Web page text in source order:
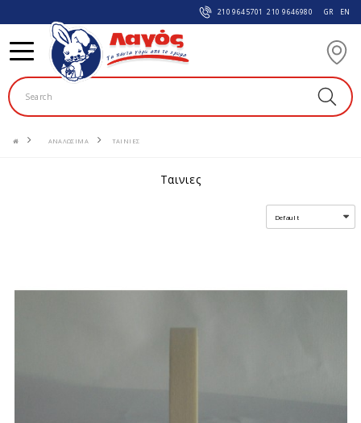
210 9645701 210 9646980 GR EN
ΑΝΑΛΩΣIΜΑ ΤΑΙΝΙΕΣ
ταινιες